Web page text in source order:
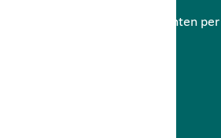
Contactinformatie gemeenten